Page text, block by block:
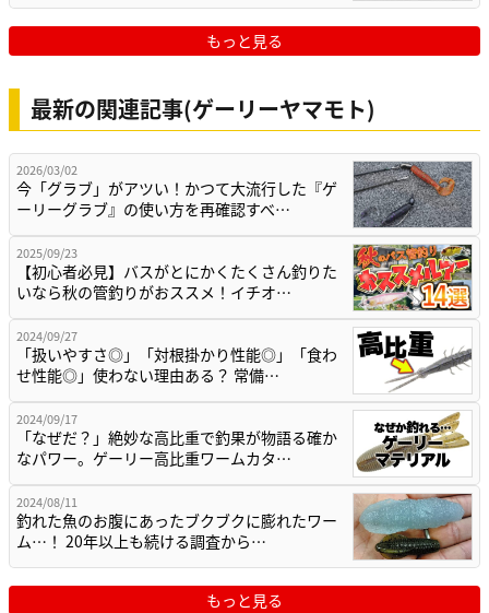
もっと見る
最新の関連記事(ゲーリーヤマモト)
2026/03/02
今「グラブ」がアツい！かつて大流行した『ゲ
ーリーグラブ』の使い方を再確認すべ…
2025/09/23
【初心者必見】バスがとにかくたくさん釣りた
いなら秋の管釣りがおススメ！イチオ…
2024/09/27
「扱いやすさ◎」「対根掛かり性能◎」「食わ
せ性能◎」使わない理由ある？ 常備…
2024/09/17
「なぜだ？」絶妙な高比重で釣果が物語る確か
なパワー。ゲーリー高比重ワームカタ…
2024/08/11
釣れた魚のお腹にあったブクブクに膨れたワー
ム…！ 20年以上も続ける調査から…
もっと見る